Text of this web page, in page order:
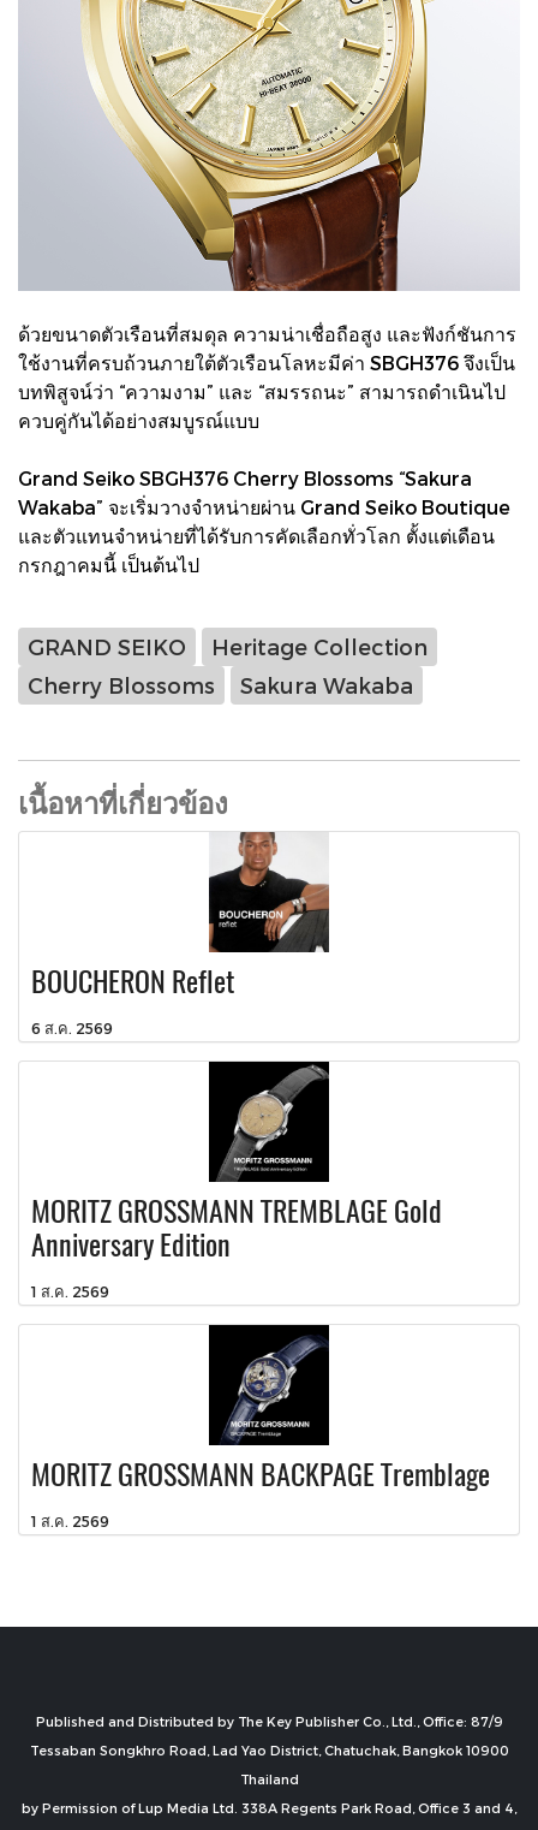
ด้วยขนาดตัวเรือนที่สมดุล ความน่าเชื่อถือสูง และฟังก์ชันการ
ใช้งานที่ครบถ้วนภายใต้ตัวเรือนโลหะมีค่า SBGH376 จึงเป็น
บทพิสูจน์ว่า “ความงาม” และ “สมรรถนะ” สามารถดำเนินไป
ควบคู่กันได้อย่างสมบูรณ์แบบ
Grand Seiko SBGH376 Cherry Blossoms “Sakura
Wakaba” จะเริ่มวางจำหน่ายผ่าน Grand Seiko Boutique
และตัวแทนจำหน่ายที่ได้รับการคัดเลือกทั่วโลก ตั้งแต่เดือน
กรกฎาคมนี้ เป็นต้นไป
GRAND SEIKO
Heritage Collection
Cherry Blossoms
Sakura Wakaba
เนื้อหาที่เกี่ยวข้อง
BOUCHERON Reflet
6 ส.ค. 2569
MORITZ GROSSMANN TREMBLAGE Gold
Anniversary Edition
1 ส.ค. 2569
MORITZ GROSSMANN BACKPAGE Tremblage
1 ส.ค. 2569
Published and Distributed by The Key Publisher Co., Ltd., Office: 87/9
Tessaban Songkhro Road, Lad Yao District, Chatuchak, Bangkok 10900
Thailand
by Permission of Lup Media Ltd. 338A Regents Park Road, Office 3 and 4,